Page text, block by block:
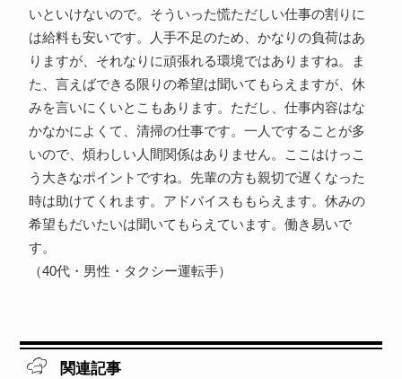
いといけないので。そういった慌ただしい仕事の割りに
は給料も安いです。人手不足のため、かなりの負荷はあ
りますが、それなりに頑張れる環境ではありますね。ま
た、言えばできる限りの希望は聞いてもらえますが、休
みを言いにくいとこもあります。ただし、仕事内容はな
かなかによくて、清掃の仕事です。一人ですることが多
いので、煩わしい人間関係はありません。ここはけっこ
う大きなポイントですね。先輩の方も親切で遅くなった
時は助けてくれます。アドバイスももらえます。休みの
希望もだいたいは聞いてもらえています。働き易いで
す。
（40代・男性・タクシー運転手）
関連記事